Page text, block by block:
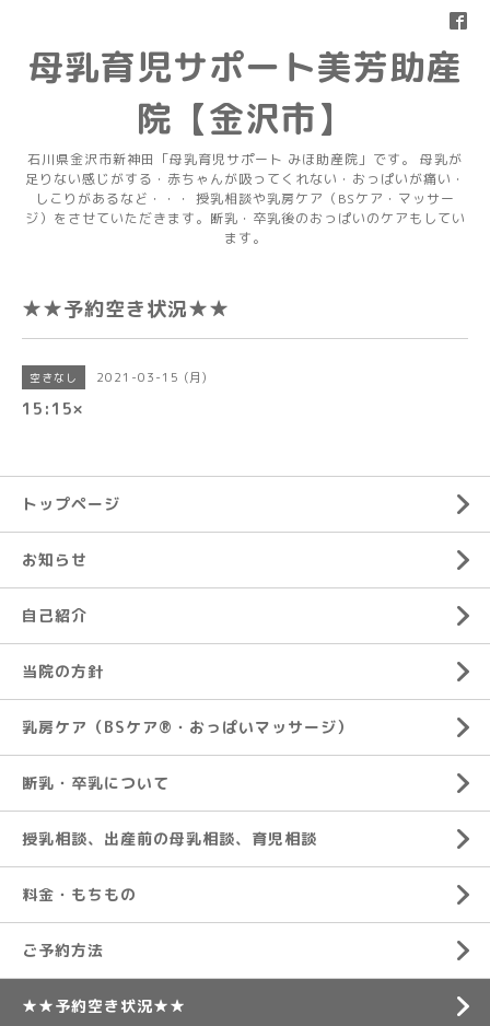
母乳育児サポート美芳助産
院【金沢市】
石川県金沢市新神田「母乳育児サポート みほ助産院」です。 母乳が
足りない感じがする・赤ちゃんが吸ってくれない・おっぱいが痛い・
しこりがあるなど・・・ 授乳相談や乳房ケア（BSケア・マッサー
ジ）をさせていただきます。断乳・卒乳後のおっぱいのケアもしてい
ます。
★★予約空き状況★★
空きなし 2021-03-15 (月)
15:15×
トップページ
お知らせ
自己紹介
当院の方針
乳房ケア（BSケア®︎・おっぱいマッサージ）
断乳・卒乳について
授乳相談、出産前の母乳相談、育児相談
料金・もちもの
ご予約方法
★★予約空き状況★★